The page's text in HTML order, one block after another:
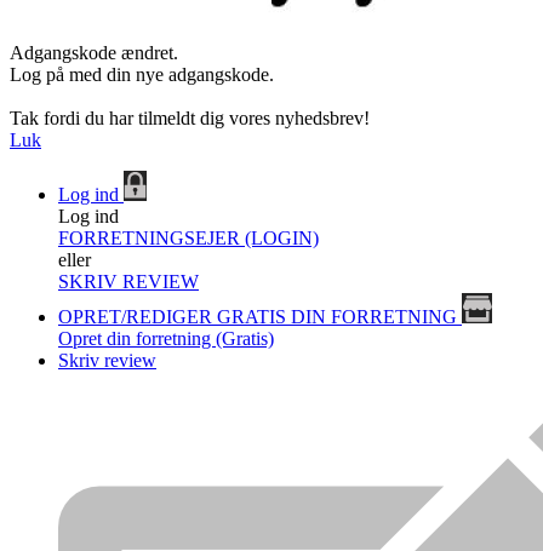
Adgangskode ændret.
Log på med din nye adgangskode.
Tak fordi du har tilmeldt dig vores nyhedsbrev!
Luk
Log ind
Log ind
FORRETNINGSEJER (LOGIN)
eller
SKRIV REVIEW
OPRET/REDIGER GRATIS DIN FORRETNING
Opret din forretning (Gratis)
Skriv review